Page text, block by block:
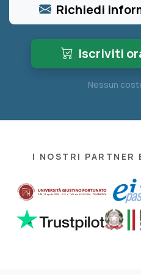
Richiedi
Iscriviti
Nessun
I NOSTRI PARTNER